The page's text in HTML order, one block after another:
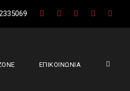
ΕΠΙΚΟΙΝΩΝΙΑ